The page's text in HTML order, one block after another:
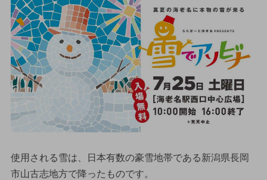
使用される雪は、日本有数の豪雪地帯である新潟県長岡
市山古志地方で降ったものです。